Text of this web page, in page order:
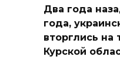
Два года
года,
вторглись на
Курской